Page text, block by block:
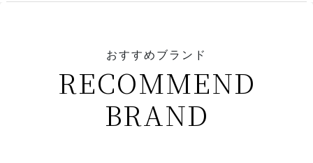
おすすめブランド
RECOMMEND
BRAND